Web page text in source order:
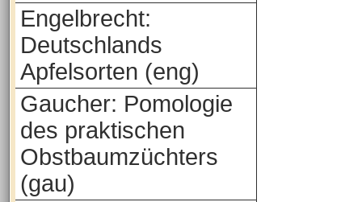
Engelbrecht:
Deutschlands
Apfelsorten (eng)
Gaucher: Pomologie
des praktischen
Obstbaumzüchters
(gau)